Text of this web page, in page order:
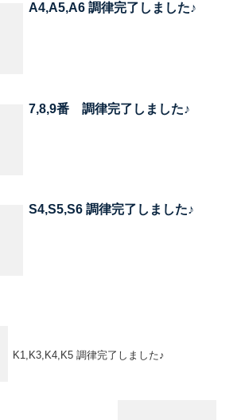
A4,A5,A6 調律完了しました♪
7,8,9番 調律完了しました♪
S4,S5,S6 調律完了しました♪
K1,K3,K4,K5 調律完了しました♪